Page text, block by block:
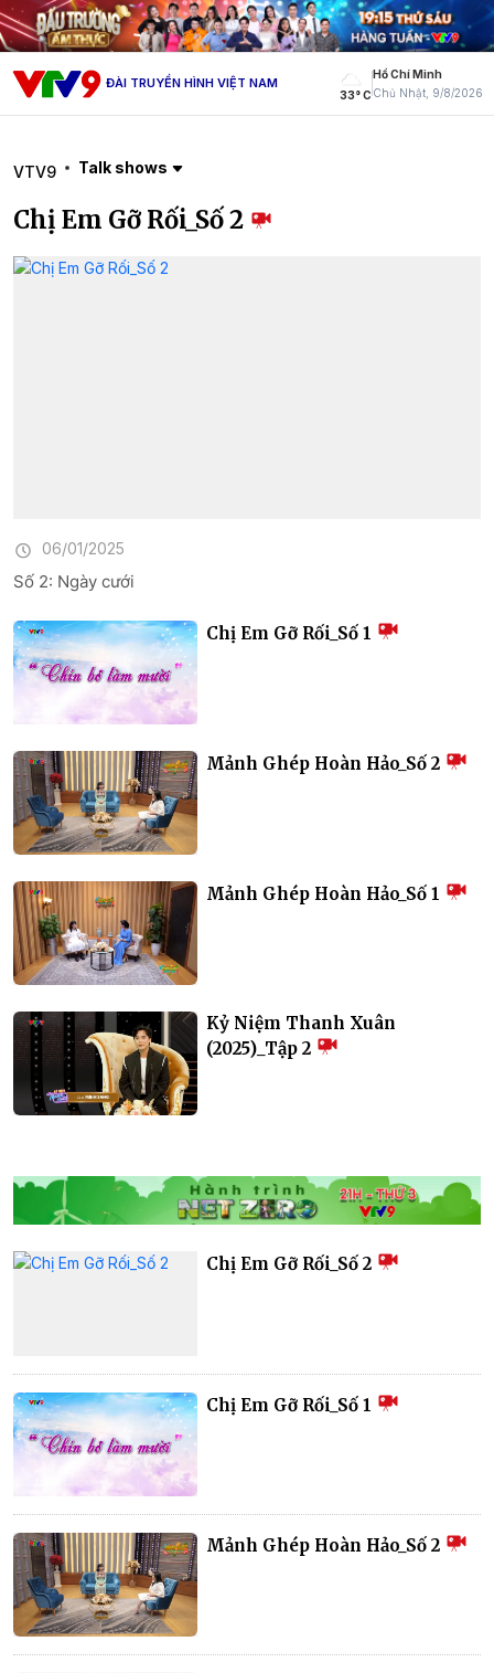
ĐÀI TRUYỀN HÌNH VIỆT NAM
33° C
Hồ Chí Minh
Chủ Nhật, 9/8/2026
VTV9 Talk shows
Chị Em Gỡ Rối_Số 2
06/01/2025
Số 2: Ngày cưới
Chị Em Gỡ Rối_Số 1
Mảnh Ghép Hoàn Hảo_Số 2
Mảnh Ghép Hoàn Hảo_Số 1
Kỷ Niệm Thanh Xuân
(2025)_Tập 2
Chị Em Gỡ Rối_Số 2
Chị Em Gỡ Rối_Số 1
Mảnh Ghép Hoàn Hảo_Số 2